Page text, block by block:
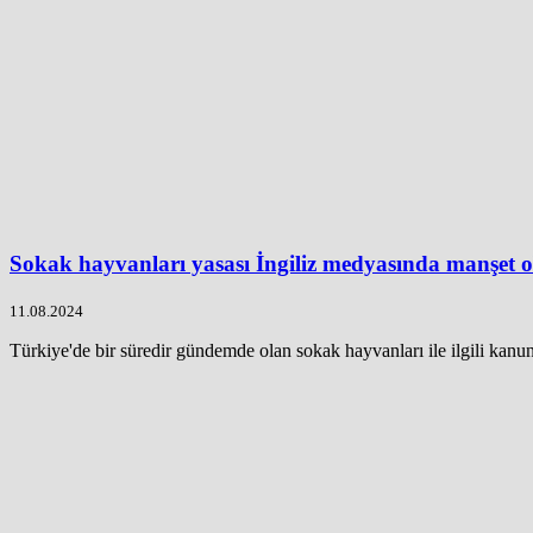
Sokak hayvanları yasası İngiliz medyasında manşet
11.08.2024
Türkiye'de bir süredir gündemde olan sokak hayvanları ile ilgili